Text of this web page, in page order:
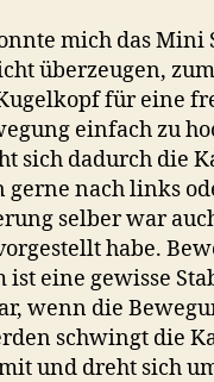
mich das Mini
überzeugen,
für eine
einfach zu
sich dadurch die
gerne nach links
selber war
habe.
ist eine gewisse
wenn die
schwingt die
und dreht sich